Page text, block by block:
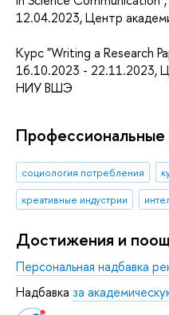
12.04.2023, Центр
Курс "Writing a Research
16.10.2023 - 22.11.2023,
НИУ ВШЭ
социология потребления
креативные индустрии
Достижения и
Персональная надбавка
Надбавка за